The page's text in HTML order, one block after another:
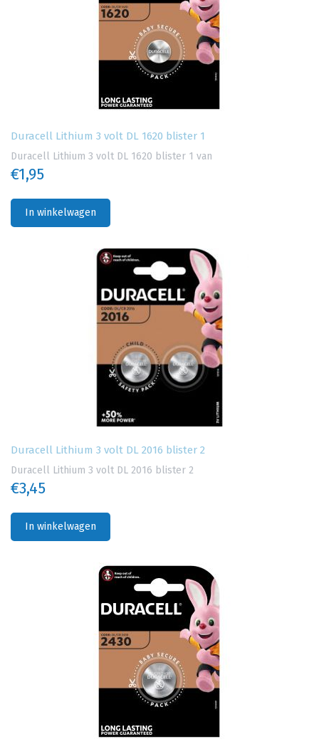
Duracell Lithium 3 volt DL 1620 blister 1
Duracell Lithium 3 volt DL 1620 blister 1 van
€1,95
In winkelwagen
Duracell Lithium 3 volt DL 2016 blister 2
Duracell Lithium 3 volt DL 2016 blister 2
€3,45
In winkelwagen